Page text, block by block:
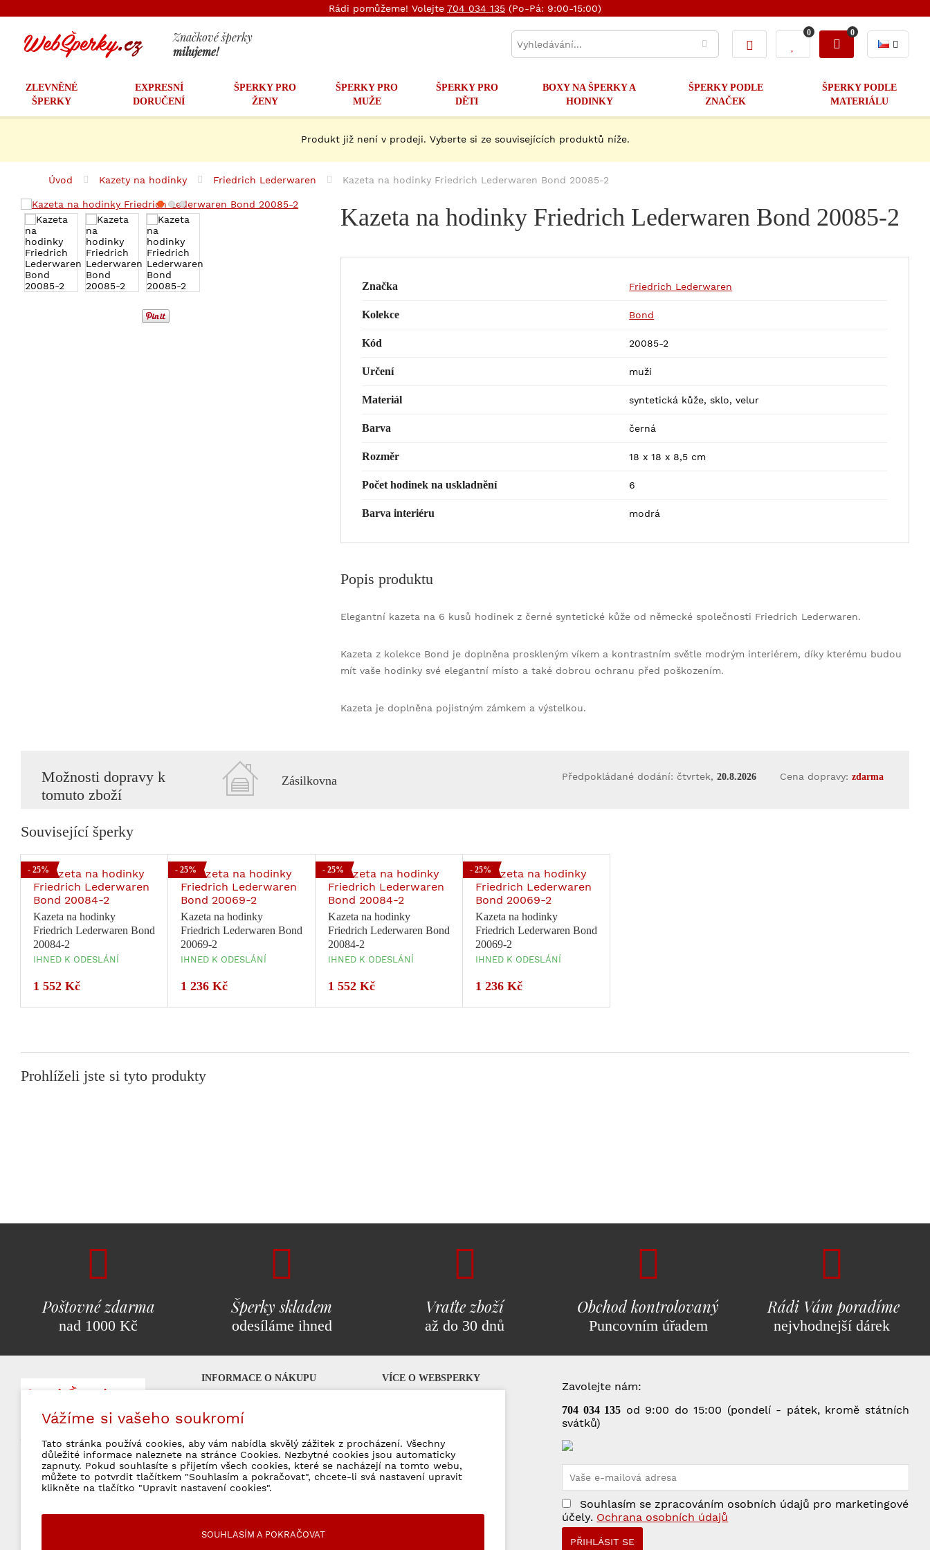
Rádi pomůžeme! Volejte 704 034 135 (Po-Pá: 9:00-15:00)
Značkové šperky
milujeme!
0 0
ZLEVNĚNÉ
ŠPERKY
EXPRESNÍ
DORUČENÍ
ŠPERKY PRO
ŽENY
ŠPERKY PRO
MUŽE
ŠPERKY PRO
DĚTI
BOXY NA ŠPERKY A
HODINKY
ŠPERKY PODLE
ZNAČEK
ŠPERKY PODLE
MATERIÁLU
Produkt již není v prodeji. Vyberte si ze souvisejících produktů níže.
Úvod Kazety na hodinky Friedrich Lederwaren Kazeta na hodinky Friedrich Lederwaren Bond 20085-2
Kazeta na hodinky Friedrich Lederwaren Bond 20085-2
Značka Friedrich Lederwaren
Kolekce Bond
Kód 20085-2
Určení muži
Materiál syntetická kůže, sklo, velur
Barva černá
Rozměr 18 x 18 x 8,5 cm
Počet hodinek na uskladnění 6
Barva interiéru modrá
Popis produktu
Elegantní kazeta na 6 kusů hodinek z černé syntetické kůže od německé společnosti Friedrich Lederwaren.
Kazeta z kolekce Bond je doplněna proskleným víkem a kontrastním světle modrým interiérem, díky kterému budou
mít vaše hodinky své elegantní místo a také dobrou ochranu před poškozením.
Kazeta je doplněna pojistným zámkem a výstelkou.
Možnosti dopravy k
tomuto zboží
Zásilkovna Předpokládané dodání: čtvrtek, 20.8.2026 Cena dopravy: zdarma
Související šperky
- 25%
Kazeta na hodinky
Friedrich Lederwaren Bond
20084-2
IHNED K ODESLÁNÍ
1 552 Kč
- 25%
Kazeta na hodinky
Friedrich Lederwaren Bond
20069-2
IHNED K ODESLÁNÍ
1 236 Kč
- 25%
Kazeta na hodinky
Friedrich Lederwaren Bond
20084-2
IHNED K ODESLÁNÍ
1 552 Kč
- 25%
Kazeta na hodinky
Friedrich Lederwaren Bond
20069-2
IHNED K ODESLÁNÍ
1 236 Kč
Prohlíželi jste si tyto produkty
Poštovné zdarma
nad 1000 Kč
Šperky skladem
odesíláme ihned
Vraťte zboží
až do 30 dnů
Obchod kontrolovaný
Puncovním úřadem
Rádi Vám poradíme
nejvhodnejší dárek
INFORMACE O NÁKUPU
Platební možnosti
Poštovné a doprava
Obchodní podmínky
Vrácení zboží a reklamace
Ochrana osobních údajů
VÍCE O WEBSPERKY
Kontakty
Zavolejte nám:
704 034 135 od 9:00 do 15:00 (pondelí - pátek, kromě státních
svátků)
Souhlasím se zpracováním osobních údajů pro marketingové
účely. Ochrana osobních údajů
Vážíme si vašeho soukromí
Tato stránka používá cookies, aby vám nabídla skvělý zážitek z procházení. Všechny
důležité informace naleznete na stránce Cookies. Nezbytné cookies jsou automaticky
zapnuty. Pokud souhlasíte s přijetím všech cookies, které se nacházejí na tomto webu,
můžete to potvrdit tlačítkem "Souhlasím a pokračovat", chcete-li svá nastavení upravit
klikněte na tlačítko "Upravit nastavení cookies".
SOUHLASÍM A POKRAČOVAT